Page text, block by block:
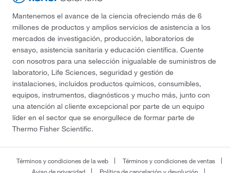
Mantenemos el avance de la ciencia ofreciendo más de 6
millones de productos y amplios servicios de asistencia a los
mercados de investigación, producción, laboratorios de
ensayo, asistencia sanitaria y educación científica. Cuente
con nosotros para una selección inigualable de suministros de
laboratorio, Life Sciences, seguridad y gestión de
instalaciones, incluidos productos químicos, consumibles,
equipos, instrumentos, diagnósticos y mucho más, junto con
una atención al cliente excepcional por parte de un equipo
líder en el sector que se enorgullece de formar parte de
Thermo Fisher Scientific.
Términos y condiciones de la web
Términos y condiciones de ventas